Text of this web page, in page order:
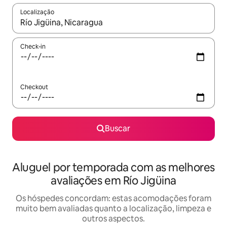
Localização
Quando os resultados estiverem disponíveis, explore-os
Check-in
Checkout
Buscar
Aluguel por temporada com as melhores
avaliações em Río Jigüina
Os hóspedes concordam: estas acomodações foram
muito bem avaliadas quanto a localização, limpeza e
outros aspectos.